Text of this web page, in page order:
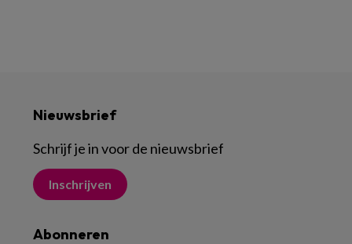
Nieuwsbrief
Schrijf je in voor de nieuwsbrief
Inschrijven
Abonneren